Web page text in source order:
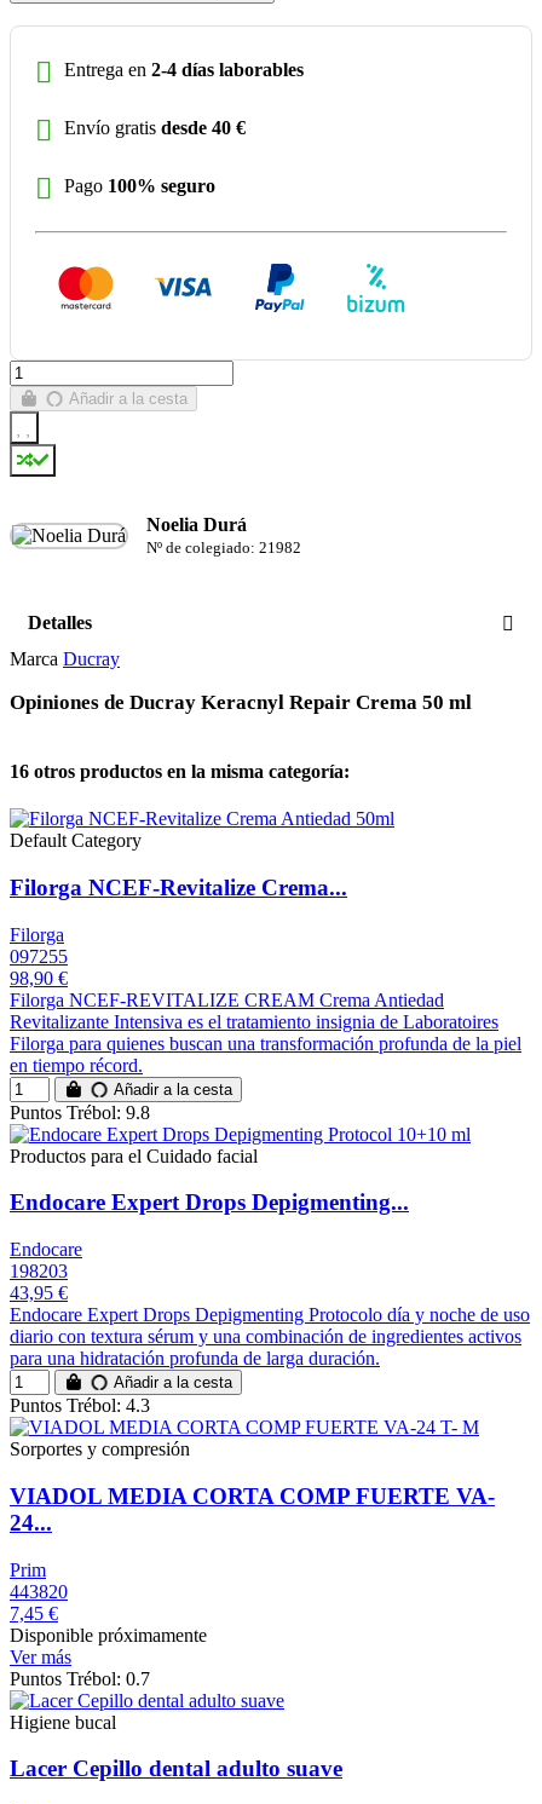
Entrega en 2-4 días laborables
Envío gratis desde 40 €
Pago 100% seguro
Añadir a la cesta
Noelia Durá
Nº de colegiado: 21982
Detalles
Marca Ducray
Opiniones de Ducray Keracnyl Repair Crema 50 ml
16 otros productos en la misma categoría:
Default Category
Filorga NCEF-Revitalize Crema...
Filorga
097255
98,90 €
Filorga NCEF-REVITALIZE CREAM Crema Antiedad
Revitalizante Intensiva es el tratamiento insignia de Laboratoires
Filorga para quienes buscan una transformación profunda de la piel
en tiempo récord.
Añadir a la cesta
Puntos Trébol: 9.8
Productos para el Cuidado facial
Endocare Expert Drops Depigmenting...
Endocare
198203
43,95 €
Endocare Expert Drops Depigmenting Protocolo día y noche de uso
diario con textura sérum y una combinación de ingredientes activos
para una hidratación profunda de larga duración.
Añadir a la cesta
Puntos Trébol: 4.3
Sorportes y compresión
VIADOL MEDIA CORTA COMP FUERTE VA-
24...
Prim
443820
7,45 €
Disponible próximamente
Ver más
Puntos Trébol: 0.7
Higiene bucal
Lacer Cepillo dental adulto suave